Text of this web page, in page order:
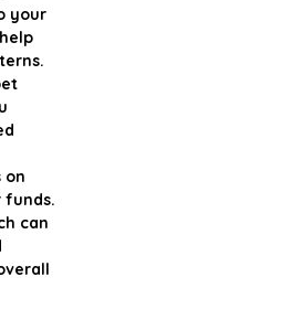
your
on
funds.
can